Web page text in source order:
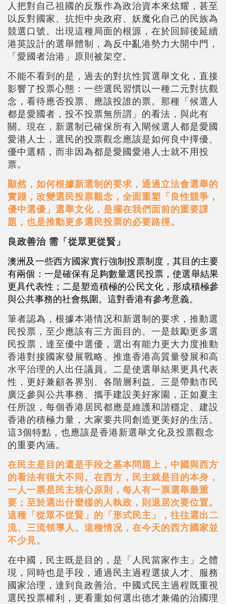
人把對自己祖國的反叛作為政治資本來炫耀，甚至
以反對國家、抗拒中央政府、妖魔化自己的民族為
競選口號。出現這種局面的根源，在於回歸後延續
港英設計的選舉體制，為反中亂港勢力大開中門，
「愛國者治港」原則被架空。
不能不看到的是，過去的對抗性質選舉文化，直接
影響了投票心態：一些選民習慣以一種二元對抗觀
念，看待應否投票、應該投誰的票。那種「候選人
都是愛國者，投不投票無所謂」的看法，與此有
關。現在，新選制已確保所有入閘候選人都是愛國
愛港人士，選民的投票觀念應該是如何良中擇優、
優中選精，而非因為都是愛國愛港人士就不用投
票。
顯然，如何根據新選制的要求，通過立法會選舉的
實踐，改變選民投票觀念，全面重塑「良性競爭，
優中選優」選舉文化，是擺在我們面前的重要課
題，也是推動更多選民投票的必要路徑。
良政善治 需「從眾更從賢」
澳洲及一些西方國家實行強制投票制度，其目的主要
有兩個：一是確保有足夠數量選民投票，使選舉結果
更具代表性；二是塑造積極的公民文化，形成積極參
與公共事務的社會氛圍。這對香港有參考意義。
筆者認為，根據本港情况和新選制的要求，推動選
民投票，至少應該有三方面目的。一是鼓勵更多選
民投票，達至優中選優，選出有能力更大力度推動
香港對接國家發展戰略、推進香港高質量發展和高
水平治理的人出任議員。二是使選舉結果更具代表
性，更好兼顧各界別、各階層利益。三是帶動市民
廣泛參與公共事務、攜手建設美好家園，正如夏主
任所說，每個香港居民都應是維護和諧穩定、建設
香港的積極力量，大家要共同創造更美好的生活。
這3個特點，也應該是香港新選舉文化及投票觀念
的重要內涵。
在民主是目的還是手段之基本問題上，中國與西方
的看法有很大不同。在西方，民主就是目的本身，
一人一票是民主核心原則，每人有一票選舉最重
要；至於選出什麼樣的人執政，則退居次要位置。
這種「從眾不從賢」的「形式民主」，往往選出二
流、三流領導人。這種情况，在今天的西方國家並
不少見。
在中國，民主既是目的，是「人民當家作主」之體
現，同時也是手段，通過民主過程選拔人才、服務
國家治理，達到良政善治。中國式民主過程既重視
選民投票權利，更看重如何選出德才兼備的治國理